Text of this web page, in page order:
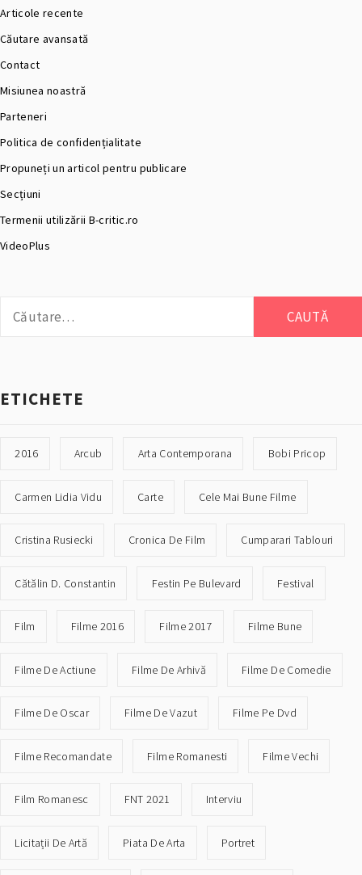
Articole recente
Căutare avansată
Contact
Misiunea noastră
Parteneri
Politica de confidențialitate
Propuneți un articol pentru publicare
Secțiuni
Termenii utilizării B-critic.ro
VideoPlus
după:
ETICHETE
2016 Arcub Arta Contemporana Bobi Pricop
Carmen Lidia Vidu Carte Cele Mai Bune Filme
Cristina Rusiecki Cronica De Film Cumparari Tablouri
Cătălin D. Constantin Festin Pe Bulevard Festival
Film Filme 2016 Filme 2017 Filme Bune
Filme De Actiune Filme De Arhivă Filme De Comedie
Filme De Oscar Filme De Vazut Filme Pe Dvd
Filme Recomandate Filme Romanesti Filme Vechi
Film Romanesc FNT 2021 Interviu
Licitații De Artă Piata De Arta Portret